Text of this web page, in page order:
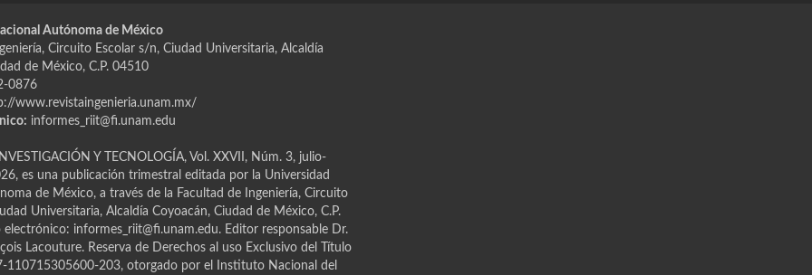
Autónoma de México
Circuito Escolar s/n, Ciudad Universitaria, Alcaldía
de México, C.P. 04510
0876
www.revistaingenieria.unam.mx/
informes_riit@fi.unam.edu
Y TECNOLOGÍA, Vol. XXVII, Núm. 3, julio-
es una publicación trimestral editada por la Universidad
de México, a través de la Facultad de Ingeniería, Circuito
Universitaria, Alcaldía Coyoacán, Ciudad de México, C.P.
informes_riit@fi.unam.edu. Editor responsable Dr.
Lacouture. Reserva de Derechos al uso Exclusivo del Título
110715305600-203, otorgado por el Instituto Nacional del